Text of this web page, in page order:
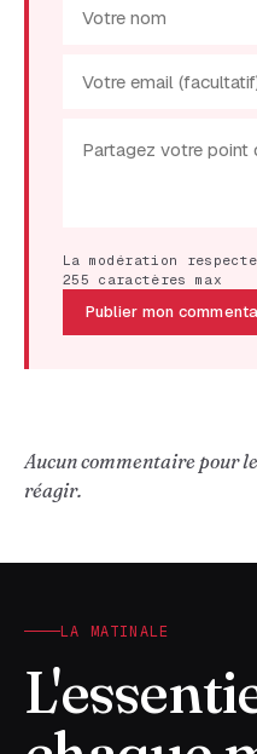
La modération
255 caractères max
Publier mon
Aucun commentaire pour
réagir.
LA MATINALE